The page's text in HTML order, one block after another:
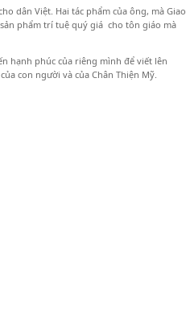
dân Việt. Hai tác phẩm của ông, mà Giao
phẩm trí tuệ quý giá cho tôn giáo mà
hạnh phúc của riêng mình để viết lên
con người và của Chân Thiện Mỹ.